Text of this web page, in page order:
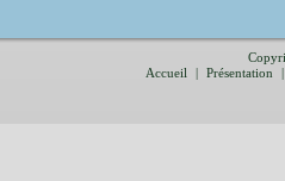
Accueil
| Présentation